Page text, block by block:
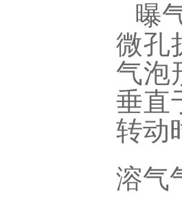
曝
微孔
气泡
垂直
转动
溶气